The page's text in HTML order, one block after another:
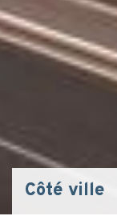
Côté ville